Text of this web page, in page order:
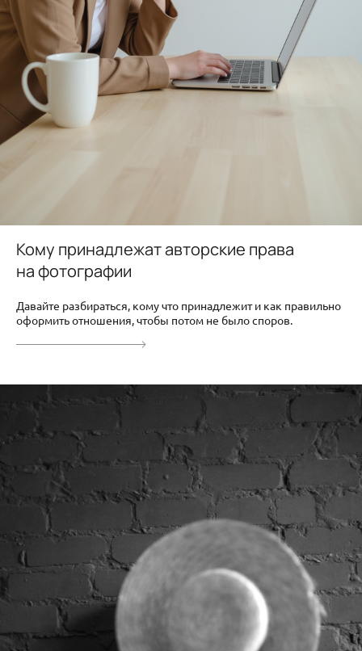
Кому принадлежат авторские права
на фотографии
Давайте разбираться, кому что принадлежит и как правильно
оформить отношения, чтобы потом не было споров.